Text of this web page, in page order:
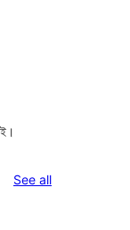
See allreviews